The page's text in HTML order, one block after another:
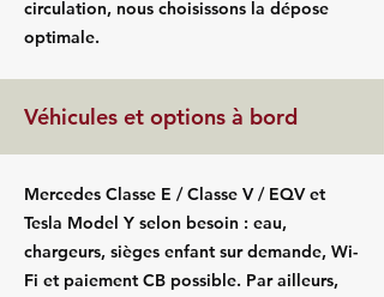
circulation, nous choisissons la dépose
optimale.
Véhicules et options à bord
Mercedes Classe E / Classe V / EQV et
Tesla Model Y selon besoin : eau,
chargeurs, sièges enfant sur demande, Wi-
Fi et paiement CB possible. Par ailleurs,